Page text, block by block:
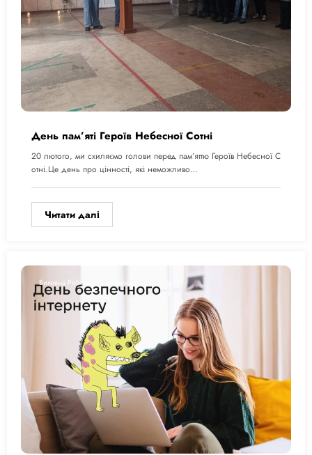
День пам’яті Героїв Небесної Сотні
20 лютого, ми схиляємо голови перед пам’яттю Героїв Небесної С
отні.Це день про цінності, які неможливо…
Читати далі
Виховна Робота Новини